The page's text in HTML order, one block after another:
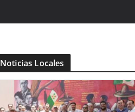
Noticias Locales